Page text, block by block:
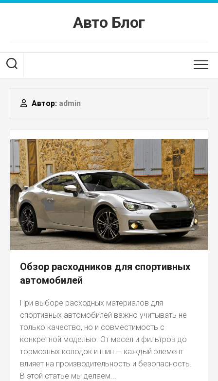
Перейти
Авто Блог
Автор: admin
Обзор расходников для спортивных
автомобилей
При выборе расходных материалов для
спортивных автомобилей важно учитывать не
только качество, но и совместимость с
конкретной моделью. От масел и фильтров до
тормозных колодок и шин — каждый элемент
влияет на производительность и безопасность.
В этой статье мы делаем...